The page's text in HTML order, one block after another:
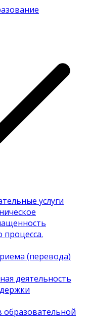
услуги
процесса.
(перевода)
деятельность
образовательной